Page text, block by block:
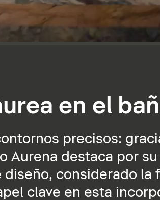
en el
precisos:
Aurena destaca por
considerado la
clave en esta